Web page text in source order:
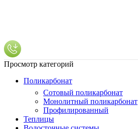
Просмотр категорий
Поликарбонат
Сотовый поликарбонат
Монолитный поликарбонат
Профилированный
Теплицы